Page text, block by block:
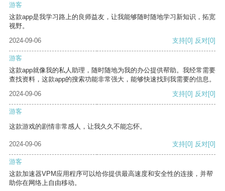
游客
这款app是我学习路上的良师益友，让我能够随时随地学习新知识，拓宽
视野。
2024-09-06
支持[0] 反对[0]
游客
这款app就像我的私人助理，随时随地为我的办公提供帮助。我经常需要
查找资料，这款app的搜索功能非常强大，能够快速找到我需要的信息。
2024-09-06
支持[0] 反对[0]
游客
这款游戏的剧情非常感人，让我久久不能忘怀。
2024-09-06 支持[0] 反对[0]
游客
这款加速器VPM应用程序可以给你提供最高速度和安全性的连接，并帮
助你在网络上自由移动。